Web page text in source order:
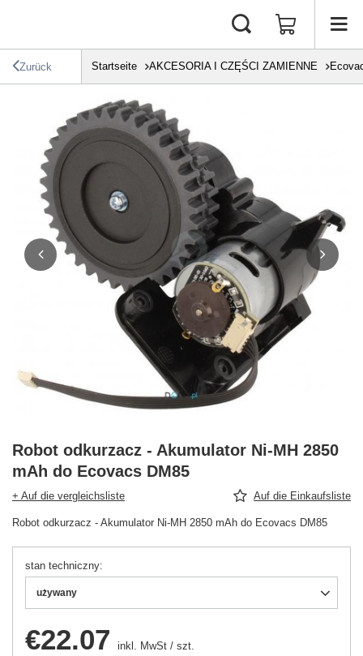
Zurück Startseite AKCESORIA I CZĘŚCI ZAMIENNE
Robot odkurzacz - Akumulator Ni-MH 2850
mAh do Ecovacs DM85
+ Auf die vergleichsliste Auf die Einkaufsliste
Robot odkurzacz - Akumulator Ni-MH 2850 mAh do Ecovacs DM85
stan techniczny
używany
€22.07 inkl. MwSt / szt.